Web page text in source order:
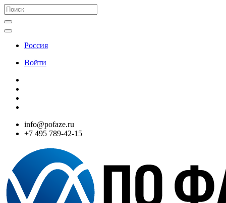
Россия
Войти
info@pofaze.ru
+7 495 789-42-15